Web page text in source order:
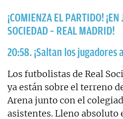
¡COMIENZA EL PARTIDO! ¡EN
SOCIEDAD – REAL MADRID!
20:58. ¡Saltan los jugadores
Los futbolistas de Real
ya están sobre el terreno
Arena junto con el
asistentes. Lleno absoluto